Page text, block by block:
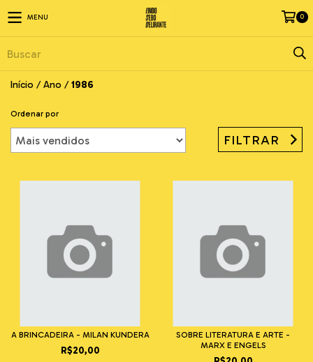
MENU 0
Início / Ano / 1986
Ordenar por
FILTRAR
A BRINCADEIRA - MILAN KUNDERA
R$20,00
SOBRE LITERATURA E ARTE -
MARX E ENGELS